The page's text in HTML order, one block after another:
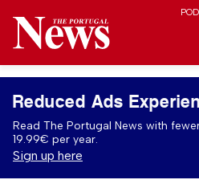
Reduced Ads
Read The Portugal News with
19.99€ per year.
Sign up here